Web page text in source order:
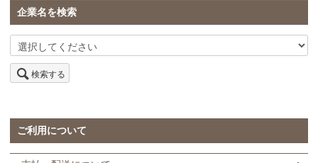
企業名を検索
検索する
ご利用について